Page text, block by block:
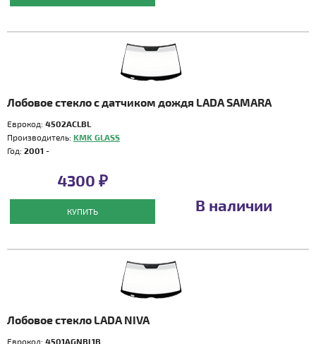
Лобовое стекло с датчиком дождя LADA SAMARA
Еврокод: 4502ACLBL
Производитель: KMK GLASS
Год: 2001 -
4300 ₽
КУПИТЬ В наличии
Лобовое стекло LADA NIVA
Еврокод: 4501AGNBL1B